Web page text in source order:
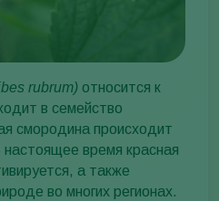
rubrum) относится к
в семейство
смородина происходит
время красная
а также
во многих регионах.